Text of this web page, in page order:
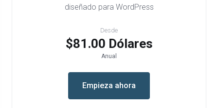
diseñado para WordPress
Desde
$81.00 Dólares
Anual
Empieza ahora